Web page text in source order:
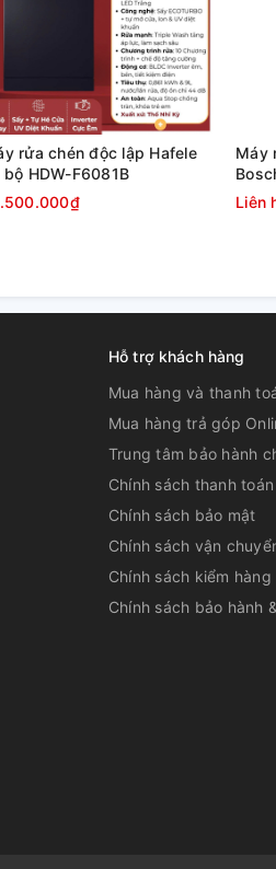
rửa chén độc lập Hafele
bộ HDW-F6081B
Máy
Liên
Hỗ trợ khách hàng
Mua hàng và thanh
Mua hàng trả góp
Trung tâm bảo hành
Chính sách thanh toán
Chính sách bảo mật
Chính sách vận
Chính sách kiểm hàng
Chính sách bảo hành